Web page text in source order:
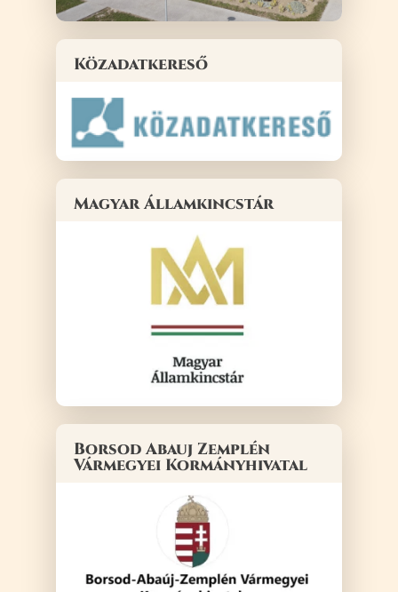
Közadatkereső
Magyar Államkincstár
Borsod Abauj Zemplén
Vármegyei Kormányhivatal